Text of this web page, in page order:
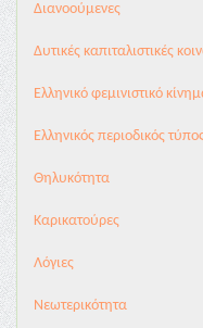
Διανoούμενες
Δυτικές καπιταλιστικές
Ελληνικό φεμινιστικό
Ελληνικός περιοδικός
Θηλυκότητα
Καρικατούρες
Λόγιες
Νεωτερικότητα